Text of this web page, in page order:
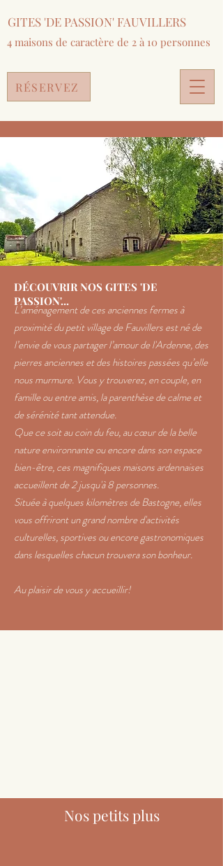
GITES 'DE PASSION' FAUVILLERS
4 maisons de caractère de 2 à 10 personnes
RÉSERVEZ
DÉCOUVRIR NOS GITES 'DE
PASSION'...
L’aménagement de ces anciennes fermes à
proximité du petit village de Fauvillers est né de
l’envie de vous partager l’amour de l'Ardenne, des
pierres anciennes et des histoires passées qu’elle
nous murmure. Vous y trouverez, en couple, en
famille ou entre amis, la parenthèse de calme et
de sérénité tant attendue.
Que ce soit au coin du feu, au cœur de la belle
nature environnante ou encore dansson espace
bien-être, ces magnifiques maisons ardennaises
accueillent de 2 jusqu'à 8 personnes.
Située à quelques kilomètres de Bastogne, elles
vous offriront un grand nombre d'activités
culturelles, sportives ou encore gastronomiques
dans lesquelles chacun trouvera son bonheur.
Au plaisir de vous y accueillir!
Nos petits plus